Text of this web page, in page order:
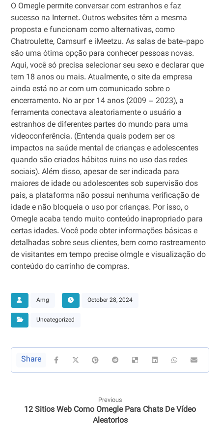
O Omegle permite conversar com estranhos e faz
sucesso na Internet. Outros websites têm a mesma
proposta e funcionam como alternativas, como
Chatroulette, Camsurf e iMeetzu. As salas de bate-papo
são uma ótima opção para conhecer pessoas novas.
Aqui, você só precisa selecionar seu sexo e declarar que
tem 18 anos ou mais. Atualmente, o site da empresa
ainda está no ar com um comunicado sobre o
encerramento. No ar por 14 anos (2009 – 2023), a
ferramenta conectava aleatoriamente o usuário a
estranhos de diferentes partes do mundo para uma
videoconferência. (Entenda quais podem ser os
impactos na saúde mental de crianças e adolescentes
quando são criados hábitos ruins no uso das redes
sociais). Além disso, apesar de ser indicada para
maiores de idade ou adolescentes sob supervisão dos
pais, a plataforma não possui nenhuma verificação de
idade e não bloqueia o uso por crianças. Por isso, o
Omegle acaba tendo muito conteúdo inapropriado para
certas idades. Você pode obter informações básicas e
detalhadas sobre seus clientes, bem como rastreamento
de visitantes em tempo precise olmgle e visualização do
conteúdo do carrinho de compras.
Amg October 28, 2024
Uncategorized
Previous
12 Sitios Web Como Omegle Para Chats De Vídeo
Aleatorios